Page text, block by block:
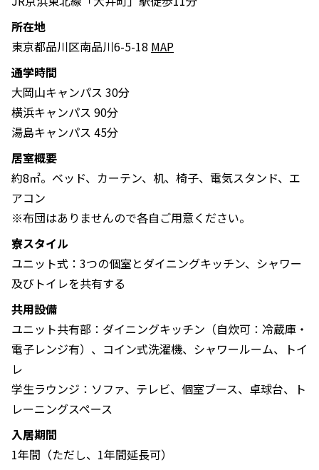
所在地
東京都品川区南品川6-5-18 MAP
通学時間
大岡山キャンパス 30分
横浜キャンパス 90分
湯島キャンパス 45分
居室概要
約8㎡。ベッド、カーテン、机、椅子、電気スタンド、エ
アコン
※布団はありませんので各自ご用意ください。
寮スタイル
ユニット式：3つの個室とダイニングキッチン、シャワー
及びトイレを共有する
共用設備
ユニット共有部：ダイニングキッチン（自炊可：冷蔵庫・
電子レンジ有）、コイン式洗濯機、シャワールーム、トイ
レ
学生ラウンジ：ソファ、テレビ、個室ブース、卓球台、ト
レーニングスペース
入居期間
1年間（ただし、1年間延長可）